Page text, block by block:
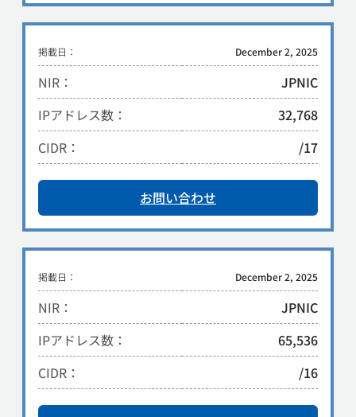
掲載日： December 2, 2025
NIR：
JPNIC
IPアドレス数：
32,768
CIDR：
/17
お問い合わせ
掲載日： December 2, 2025
NIR：
JPNIC
IPアドレス数：
65,536
CIDR：
/16